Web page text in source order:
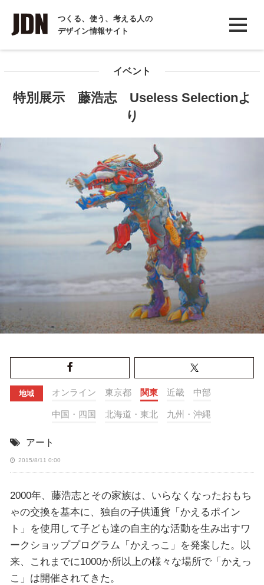
つくる、使う、考える人の
デザイン情報サイト
INTERVIEW
インタビュー
イベント
特別展示 藤浩志 Useless Selectionよ
り
地域 オンライン 東京都 関東 近畿 中部
中国・四国 北海道・東北 九州・沖縄
アート
2015/8/11 0:00
2000年、藤浩志とその家族は、いらなくなったおもち
ゃの交換を基本に、独自の子供通貨「かえるポイン
ト」を使用して子ども達の自主的な活動を生み出すワ
ークショッププログラム「かえっこ」を発案した。以
来、これまでに1000か所以上の様々な場所で「かえっ
こ」は開催されてきた。